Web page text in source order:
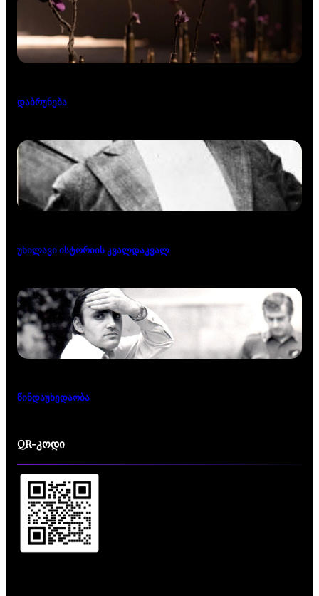
დაბრუნება
უხილავი ისტორიის კვალდაკვალ
წინდაუხედაობა
QR-კოდი